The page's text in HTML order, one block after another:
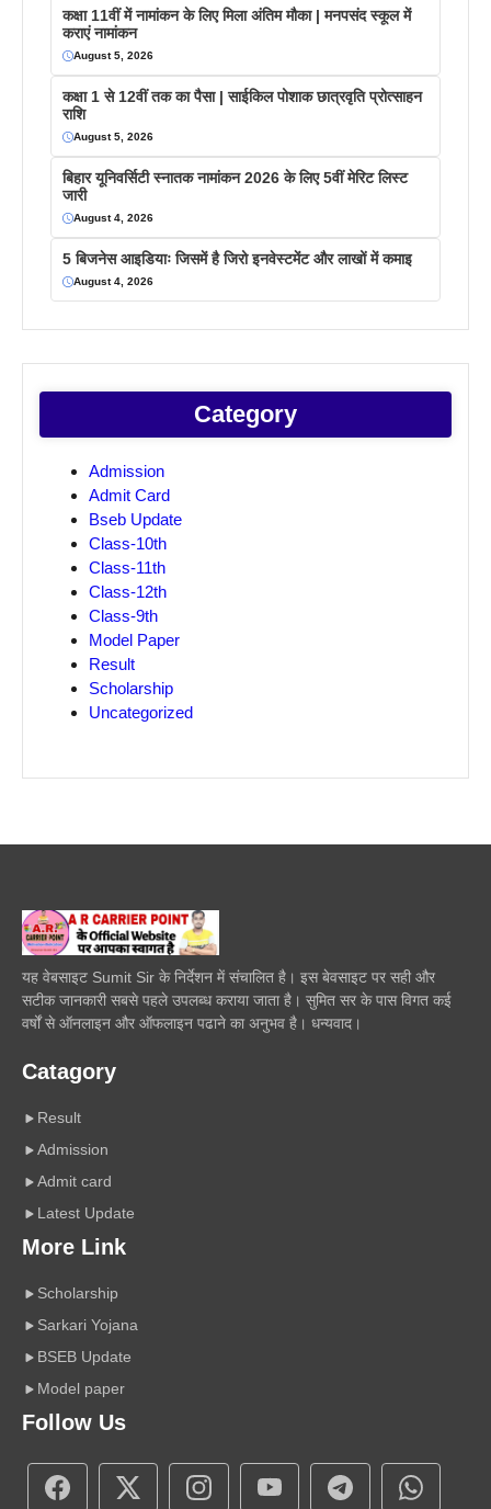
कक्षा 11वीं में नामांकन के लिए मिला अंतिम मौका | मनपसंद स्कूल में
कराएं नामांकन
August 5, 2026
कक्षा 1 से 12वीं तक का पैसा | साईकिल पोशाक छात्रवृति प्रोत्साहन
राशि
August 5, 2026
बिहार यूनिवर्सिटी स्नातक नामांकन 2026 के लिए 5वीं मेरिट लिस्ट
जारी
August 4, 2026
5 बिजनेस आइडियाः जिसमें है जिरो इनवेस्टमेंट और लाखों में कमाइ
August 4, 2026
Category
Admission
Admit Card
Bseb Update
Class-10th
Class-11th
Class-12th
Class-9th
Model Paper
Result
Scholarship
Uncategorized
यह वेबसाइट Sumit Sir के निर्देशन में संचालित है। इस बेवसाइट पर सही और
सटीक जानकारी सबसे पहले उपलब्ध कराया जाता है। सुमित सर के पास विगत कई
वर्षों से ऑनलाइन और ऑफलाइन पढाने का अनुभव है। धन्यवाद।
Catagory
Result
Admission
Admit card
Latest Update
More Link
Scholarship
Sarkari Yojana
BSEB Update
Model paper
Follow Us